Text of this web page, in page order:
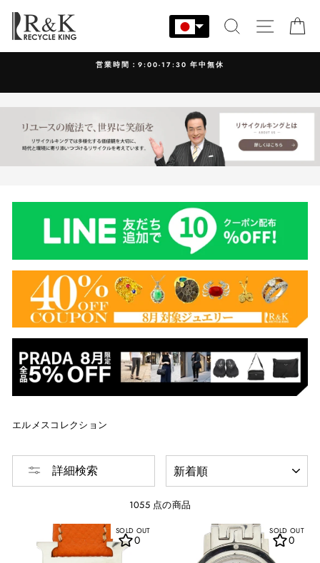
ン
す
検索 サイト
営業時間：9:00-17:30 年中無休
エルメスコレクション
詳細検索
び
替
1055 点の商品
SOLD OUT
0
SOLD OUT
0